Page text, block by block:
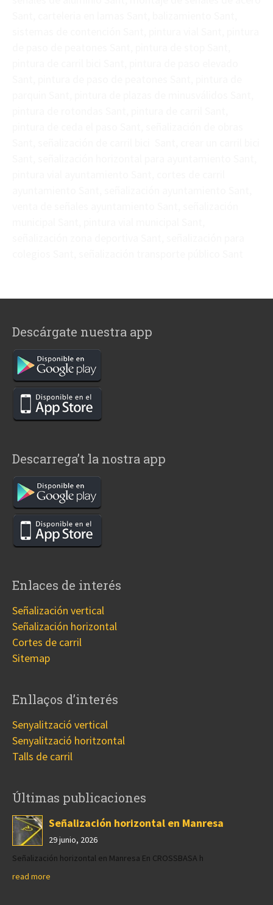
Descárgate nuestra app
Descarrega’t la nostra app
Enlaces de interés
Señalización vertical
Señalización horizontal
Cortes de carril
Sitemap
Enllaços d’interés
Senyalització vertical
Senyalització horitzontal
Talls de carril
Últimas publicaciones
Señalización horizontal en Manresa
29 junio, 2026
Señalización horizontal en Manresa En CROSSBASA h
read more